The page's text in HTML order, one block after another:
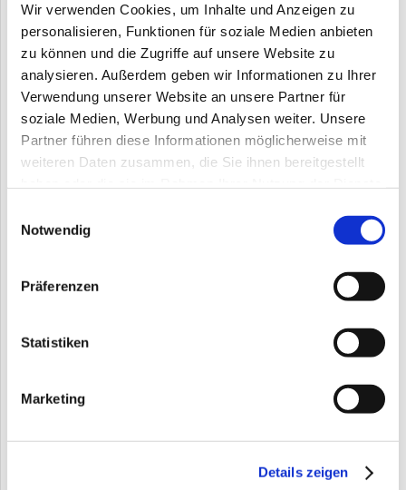
Wir verwenden Cookies, um Inhalte und Anzeigen zu
personalisieren, Funktionen für soziale Medien anbieten
zu können und die Zugriffe auf unsere Website zu
analysieren. Außerdem geben wir Informationen zu Ihrer
Verwendung unserer Website an unsere Partner für
soziale Medien, Werbung und Analysen weiter. Unsere
Partner führen diese Informationen möglicherweise mit
weiteren Daten zusammen, die Sie ihnen bereitgestellt
Notwendig
Präferenzen
Statistiken
Marketing
Details zeigen